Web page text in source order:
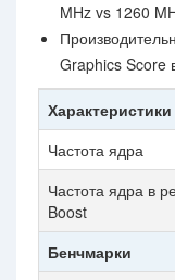
MHz vs 1260
Graphics Score
Характеристики
Частота ядра
Частота ядра в
Boost
Бенчмарки